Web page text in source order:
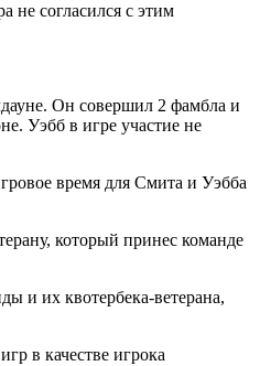
не согласился с этим
Он совершил 2 фамбла и
Уэбб в игре участие не
время для Смита и Уэбба
который принес команде
и их квотербека-ветерана,
в качестве игрока